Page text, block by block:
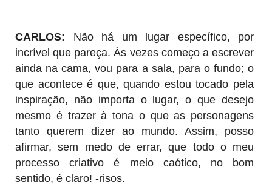
CARLOS:
Não há um lugar específico, por
incrível que pareça. Às vezes começo a escrever
ainda na cama, vou para a sala, para o fundo; o
que acontece é que, quando estou tocado pela
inspiração, não importa o lugar, o que desejo
mesmo é trazer à tona o que as personagens
tanto querem dizer ao mundo. Assim, posso
afirmar, sem medo de errar, que todo o meu
processo criativo é meio caótico, no bom
sentido, é claro! -risos.